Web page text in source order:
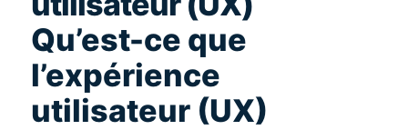
Qu’est-ce que
l’expérience
utilisateur (UX)